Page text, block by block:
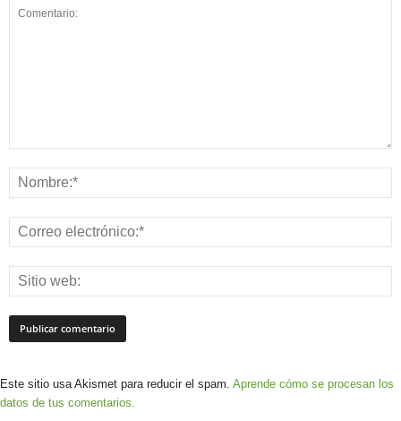
Este sitio usa Akismet para reducir el spam. Aprende cómo se procesan los
datos de tus comentarios.